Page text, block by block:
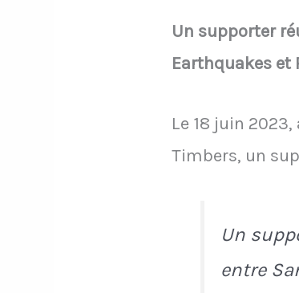
Un supporter
Earthquakes et
Le 18 juin
Timbers, un
Un
entre